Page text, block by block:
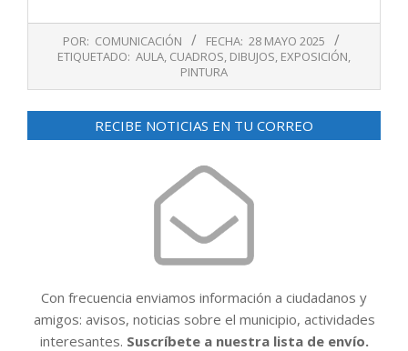
POR: COMUNICACIÓN FECHA: 28 MAYO 2025
ETIQUETADO: AULA, CUADROS, DIBUJOS, EXPOSICIÓN,
PINTURA
RECIBE NOTICIAS EN TU CORREO
Con frecuencia enviamos información a ciudadanos y
amigos: avisos, noticias sobre el municipio, actividades
interesantes. Suscríbete a nuestra lista de envío.